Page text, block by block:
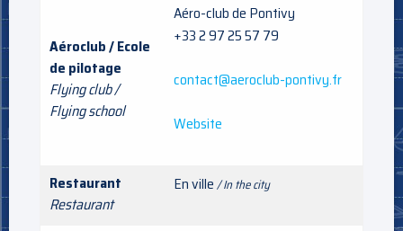
Aéroclub / Ecole
de pilotage
Flying club /
Flying school
Aéro-club de Pontivy
+33 2 97 25 57 79
contact@aeroclub-pontivy.fr
Website
Restaurant
Restaurant
En ville/ In the city